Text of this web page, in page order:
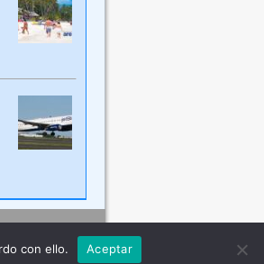
con ello. Aceptar